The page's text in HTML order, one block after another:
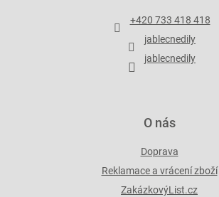
r
v
k
y
s
+420 733 418 418
jablecnedily
jablecnedily
O nás
Doprava
Reklamace a vrácení zboží
ZakázkovýList.cz